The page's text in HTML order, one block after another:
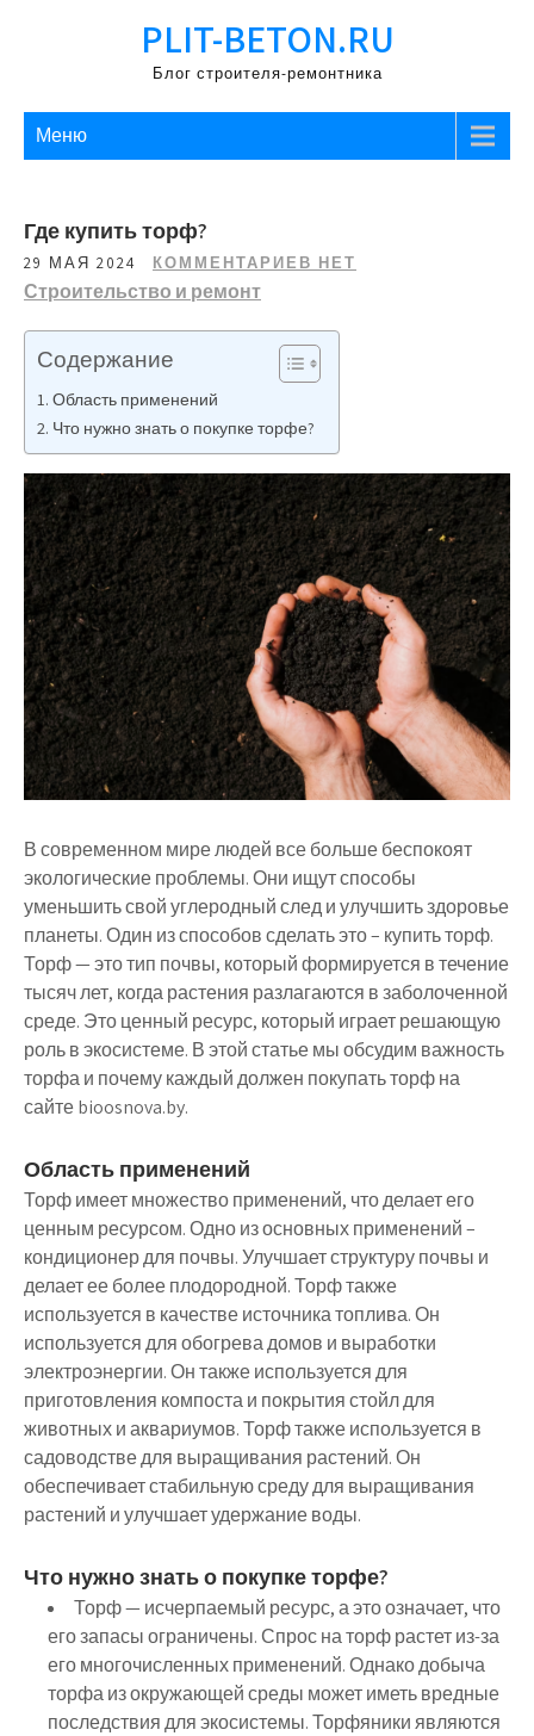
PLIT-BETON.RU
Блог строителя-ремонтника
Меню
Где купить торф?
29 МАЯ 2024 КОММЕНТАРИЕВ НЕТ
Строительство и ремонт
Содержание
Область применений
Что нужно знать о покупке торфе?
В современном мире людей все больше беспокоят
экологические проблемы. Они ищут способы
уменьшить свой углеродный след и улучшить здоровье
планеты. Один из способов сделать это – купить торф.
Торф — это тип почвы, который формируется в течение
тысяч лет, когда растения разлагаются в заболоченной
среде. Это ценный ресурс, который играет решающую
роль в экосистеме. В этой статье мы обсудим важность
торфа и почему каждый должен покупать торф на
сайте bioosnova.by.
Область применений
Торф имеет множество применений, что делает его
ценным ресурсом. Одно из основных применений –
кондиционер для почвы. Улучшает структуру почвы и
делает ее более плодородной. Торф также
используется в качестве источника топлива. Он
используется для обогрева домов и выработки
электроэнергии. Он также используется для
приготовления компоста и покрытия стойл для
животных и аквариумов. Торф также используется в
садоводстве для выращивания растений. Он
обеспечивает стабильную среду для выращивания
растений и улучшает удержание воды.
Что нужно знать о покупке торфе?
Торф — исчерпаемый ресурс, а это означает, что
его запасы ограничены. Спрос на торф растет из-за
его многочисленных применений. Однако добыча
торфа из окружающей среды может иметь вредные
последствия для экосистемы. Торфяники являются